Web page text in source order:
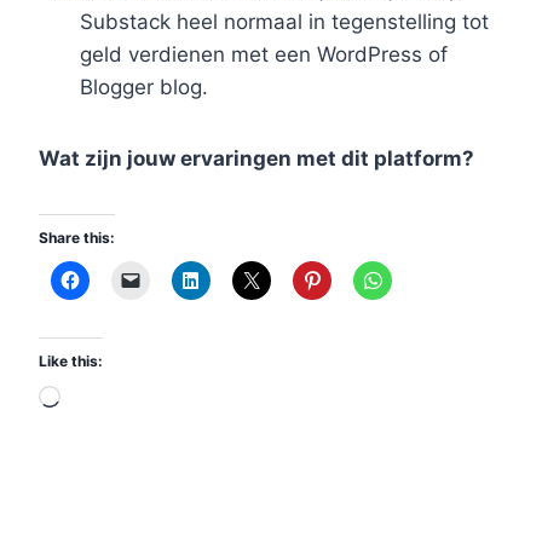
Substack heel normaal in tegenstelling tot
geld verdienen met een WordPress of
Blogger blog.
Wat zijn jouw ervaringen met dit platform?
Share this:
Like this:
L